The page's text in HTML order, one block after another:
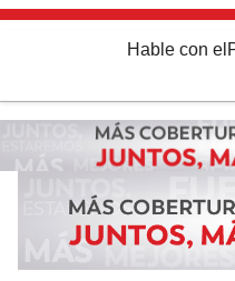
Hable con el